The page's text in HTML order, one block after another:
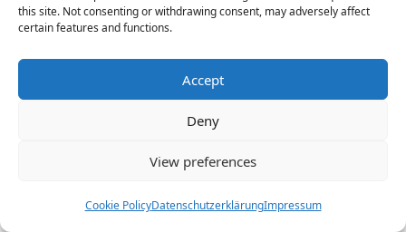
this site. Not consenting or withdrawing consent, may adversely affect
certain features and functions.
Accept
Deny
View preferences
Cookie PolicyDatenschutzerklärungImpressum
auch technische Systemplanerin genannt,
ist eine ausgesprochen nützliche Rolle in
einer Vielzahl von Wirtschaftssektoren. In
, die jedoch stark von
Faktoren wie Standort, Erfahrung,
Branche abhängen, in der sie arbeiten.